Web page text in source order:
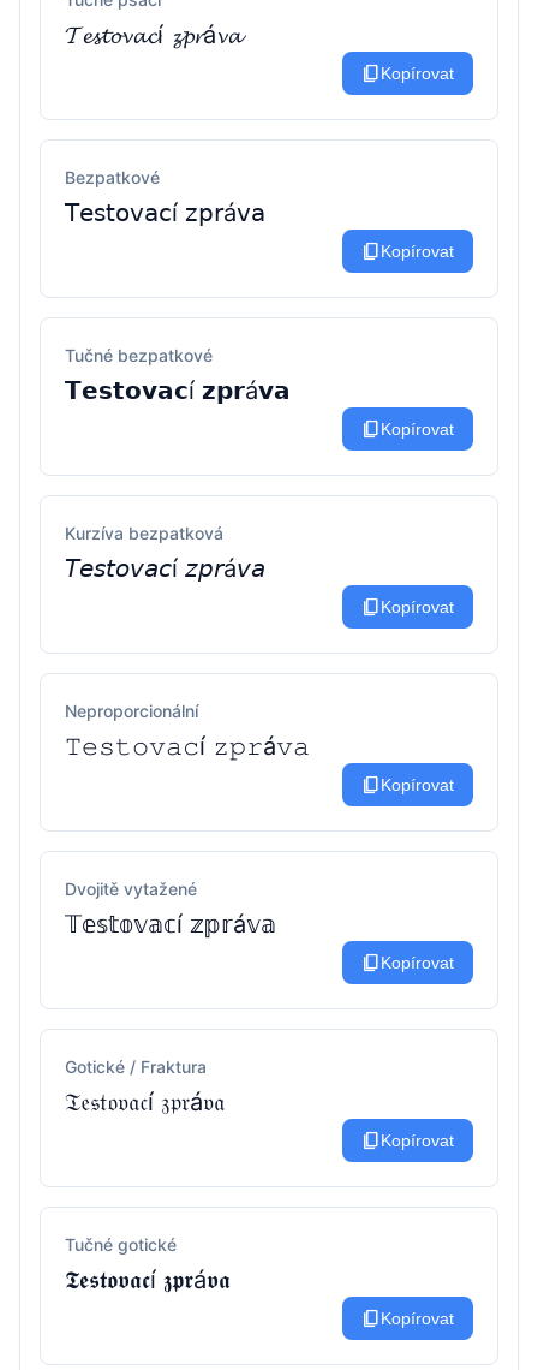
𝓣𝓮𝓼𝓽𝓸𝓿𝓪𝓬í 𝔃𝓹𝓻á𝓿𝓪
content_copyKopírovat
Bezpatkové
𝖳𝖾𝗌𝗍𝗈𝗏𝖺𝖼í 𝗓𝗉𝗋á𝗏𝖺
content_copyKopírovat
Tučné bezpatkové
𝗧𝗲𝘀𝘁𝗼𝘃𝗮𝗰í 𝘇𝗽𝗿á𝘃𝗮
content_copyKopírovat
Kurzíva bezpatková
𝘛𝘦𝘴𝘵𝘰𝘷𝘢𝘤í 𝘻𝘱𝘳á𝘷𝘢
content_copyKopírovat
Neproporcionální
𝚃𝚎𝚜𝚝𝚘𝚟𝚊𝚌í 𝚣𝚙𝚛á𝚟𝚊
content_copyKopírovat
Dvojitě vytažené
𝕋𝕖𝕤𝕥𝕠𝕧𝕒𝕔í 𝕫𝕡𝕣á𝕧𝕒
content_copyKopírovat
Gotické / Fraktura
𝔗𝔢𝔰𝔱𝔬𝔳𝔞𝔠í 𝔷𝔭𝔯á𝔳𝔞
content_copyKopírovat
Tučné gotické
𝕿𝖊𝖘𝖙𝖔𝖛𝖆𝖈í 𝖟𝖕𝖗á𝖛𝖆
content_copyKopírovat